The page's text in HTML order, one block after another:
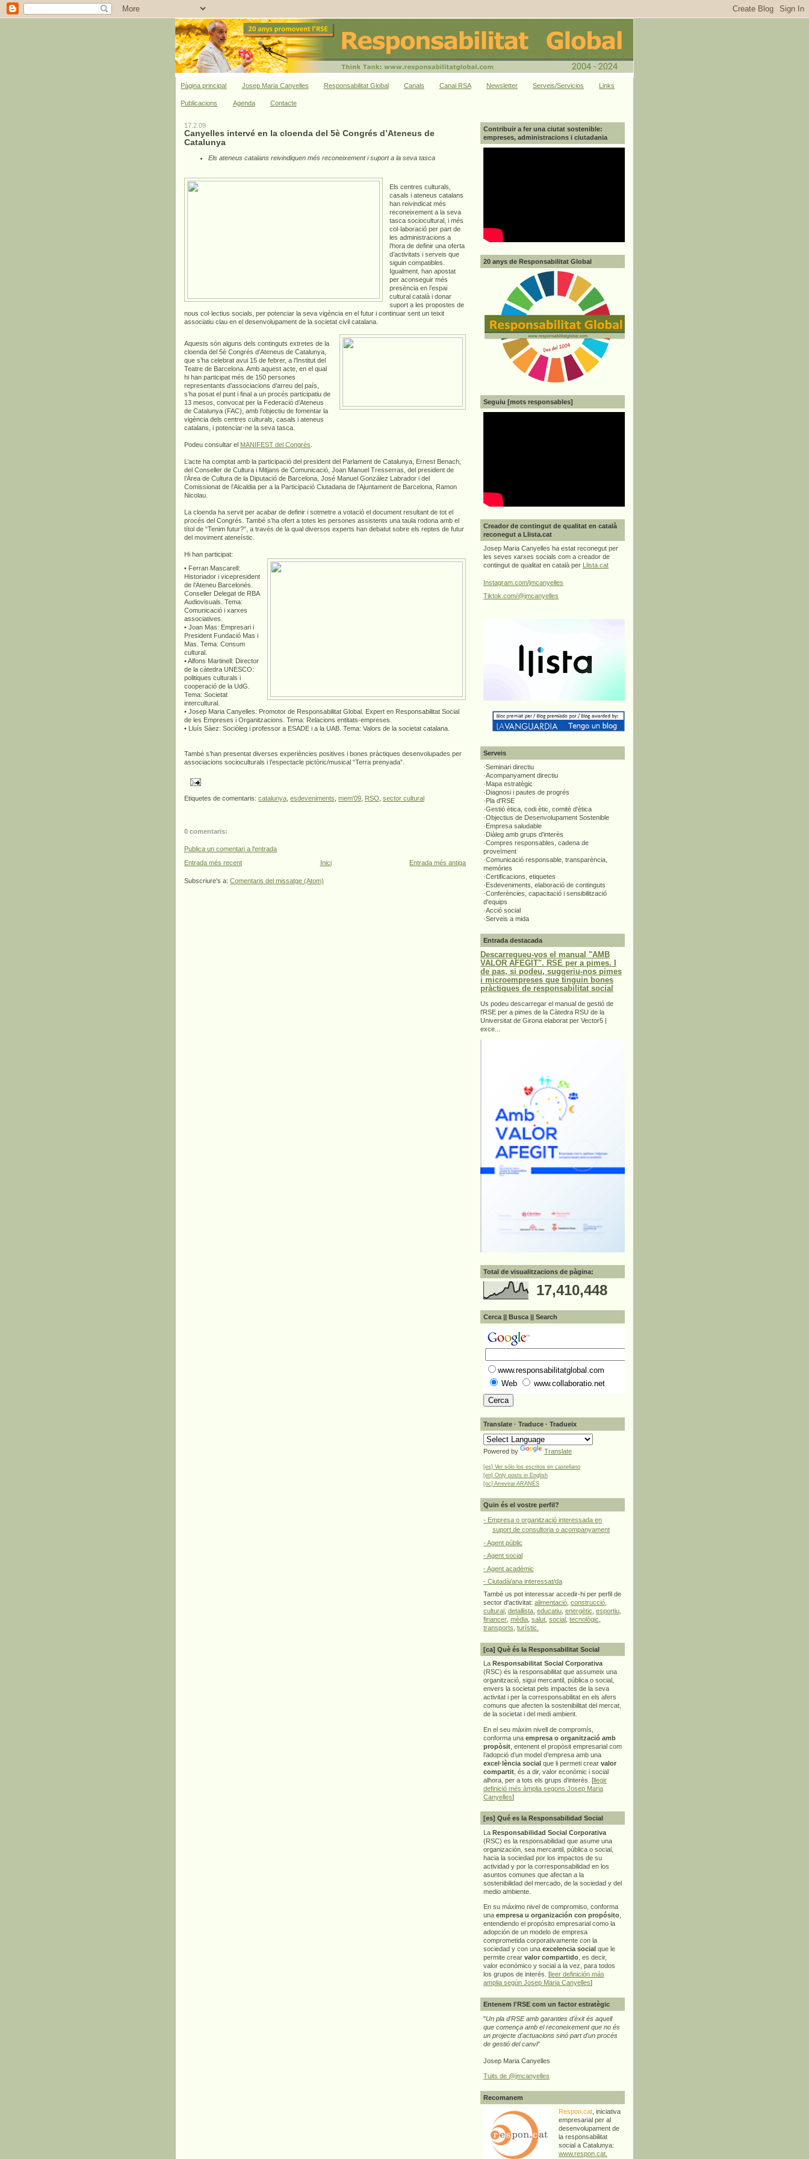
Pàgina principal Josep Maria Canyelles Responsabilitat Global Canals Canal RSA Newsletter Serveis/Servicios Links
Publicacions Agenda Contacte
17.2.09
Canyelles intervé en la cloenda del 5è Congrés d’Ateneus de
Catalunya
Els ateneus catalans reivindiquen més reconeixement i suport a la seva tasca
Els centres culturals,
casals i ateneus catalans
han reivindicat més
reconeixement a la seva
tasca sociocultural, i més
col·laboració per part de
les administracions a
l’hora de definir una oferta
d’activitats i serveis que
siguin compatibles.
Igualment, han apostat
per aconseguir més
presència en l’espai
cultural català i donar
suport a les propostes de
nous col·lectius socials, per potenciar la seva vigència en el futur i continuar sent un teixit
associatiu clau en el desenvolupament de la societat civil catalana.
Aquests són alguns dels continguts extretes de la
cloenda del 5è Congrés d’Ateneus de Catalunya,
que s’ha celebrat avui 15 de febrer, a l’Institut del
Teatre de Barcelona. Amb aquest acte, en el qual
hi han participat més de 150 persones
representants d’associacions d’arreu del país,
s’ha posat el punt i final a un procés participatiu de
13 mesos, convocat per la Federació d’Ateneus
de Catalunya (FAC), amb l’objectiu de fomentar la
vigència dels centres culturals, casals i ateneus
catalans, i potenciar-ne la seva tasca.
Podeu consultar el MANIFEST del Congrés
L’acte ha comptat amb la participació del president del Parlament de Catalunya, Ernest Benach,
del Conseller de Cultura i Mitjans de Comunicació, Joan Manuel Tresserras, del president de
l’Àrea de Cultura de la Diputació de Barcelona, José Manuel González Labrador i del
Comissionat de l’Alcaldia per a la Participació Ciutadana de l’Ajuntament de Barcelona, Ramon
Nicolau.
La cloenda ha servit per acabar de definir i sotmetre a votació el document resultant de tot el
procés del Congrés. També s’ha ofert a totes les persones assistents una taula rodona amb el
títol de “Tenim futur?”, a través de la qual diversos experts han debatut sobre els reptes de futur
del moviment ateneístic.
Hi han participat:
• Ferran Mascarell:
Historiador i vicepresident
de l’Ateneu Barcelonès.
Conseller Delegat de RBA
Audiovisuals. Tema:
Comunicació i xarxes
associatives.
• Joan Mas: Empresari i
President Fundació Mas i
Mas. Tema: Consum
cultural.
• Alfons Martinell: Director
de la càtedra UNESCO:
politiques culturals i
cooperació de la UdG.
Tema: Societat
intercultural.
• Josep Maria Canyelles: Promotor de Responsabilitat Global. Expert en Responsabilitat Social
de les Empreses i Organitzacions. Tema: Relacions entitats-empreses.
• Lluís Sàez: Sociòleg i professor a ESADE i a la UAB. Tema: Valors de la societat catalana.
També s’han presentat diverses experiències positives i bones pràctiques desenvolupades per
associacions socioculturals i l’espectacle pictòric/musical “Terra prenyada”.
Etiquetes de comentaris: catalunya esdeveniments mem'09 RSO sector cultural
0 comentaris:
Publica un comentari a l'entrada
Entrada més recent
Entrada més antiga
Inici
Subscriure's a: Comentaris del missatge (Atom)
Contribuir a fer una ciutat sostenible:
empreses, administracions i ciutadania
20 anys de Responsabilitat Global
Seguiu [mots responsables]
Creador de contingut de qualitat en català
reconegut a Llista.cat
Josep Maria Canyelles ha estat reconegut per
les seves xarxes socials com a creador de
contingut de qualitat en català per
Llista.cat
Instagram.com/jmcanyelles
Tiktok.com/@jmcanyelles
Serveis
·Seminari directiu
·Acompanyament directiu
·Mapa estratègic
·Diagnosi i pautes de progrés
·Pla d'RSE
·Gestió ètica, codi ètic, comitè d'ètica
·Objectius de Desenvolupament Sostenible
·Empresa saludable
·Diàleg amb grups d'interès
·Compres responsables, cadena de
proveïment
·Comunicació responsable, transparència,
memòries
·Certificacions, etiquetes
·Esdeveniments, elaboració de continguts
·Conferències, capacitació i sensibilització
d'equips
·Acció social
·Serveis a mida
Entrada destacada
Descarregueu-vos el manual "AMB
VALOR AFEGIT". RSE per a pimes. I
de pas, si podeu, suggeriu-nos pimes
i microempreses que tinguin bones
pràctiques de responsabilitat social
Us podeu descarregar el manual de gestió de
l'RSE per a pimes de la Càtedra RSU de la
Universitat de Girona elaborat per Vector5 |
exce...
Total de visualitzacions de pàgina:
17,410,448
Cerca || Busca || Search
www.responsabilitatglobal.com
Web
www.collaboratio.net
Translate · Traduce · Tradueix
Powered by Translate
[es] Ver sólo los escritos en castellano
[en] Only posts in English
[oc] Arrevirar ARANÉS
Quin és el vostre perfil?
- Empresa o organització interessada en
suport de consultoria o acompanyament
- Agent públic
- Agent social
- Agent acadèmic
- Ciutadà/ana interessat/da
També us pot interessar accedir-hi per perfil de
sector d'activitat: alimentació construcció
cultural detallista educatiu energètic esportiu
financer mèdia salut social tecnològic
transports turístic.
[ca] Què és la Responsabilitat Social
La Responsabilitat Social Corporativa
(RSC) és la responsabilitat que assumeix una
organització, sigui mercantil, pública o social,
envers la societat pels impactes de la seva
activitat i per la corresponsabilitat en els afers
comuns que afecten la sostenibilitat del mercat,
de la societat i del medi ambient.
En el seu màxim nivell de compromís,
conforma una empresa o organització amb
propòsit , entenent el propòsit empresarial com
l’adopció d’un model d’empresa amb una
excel·lència social que li permeti crear valor
compartit , és a dir, valor econòmic i social
alhora, per a tots els grups d’interès. [llegir
definició més àmplia segons Josep Maria
Canyelles]
[es] Qué es la Responsabilidad Social
La Responsabilidad Social Corporativa
(RSC) es la responsabilidad que asume una
organización, sea mercantil, pública o social,
hacia la sociedad por los impactos de su
actividad y por la corresponsabilidad en los
asuntos comunes que afectan a la
sostenibilidad del mercado, de la sociedad y del
medio ambiente.
En su máximo nivel de compromiso, conforma
una empresa u organización con propósito
entendiendo el propósito empresarial como la
adopción de un modelo de empresa
comprometida corporativamente con la
sociedad y con una excelencia social que le
permite crear valor compartido , es decir,
valor económico y social a la vez, para todos
los grupos de interés. [leer definición más
amplia según Josep Maria Canyelles]
Entenem l'RSE com un factor estratègic
"Un pla d'RSE amb garanties d'èxit és aquell
que comença amb el reconeixement que no és
un projecte d'actuacions sinó part d'un procés
de gestió del canvi"
Josep Maria Canyelles
Tuits de @jmcanyelles
Recomanem
Respon.cat , iniciativa
empresarial per al
desenvolupament de
la responsabilitat
social a Catalunya:
www.respon.cat.